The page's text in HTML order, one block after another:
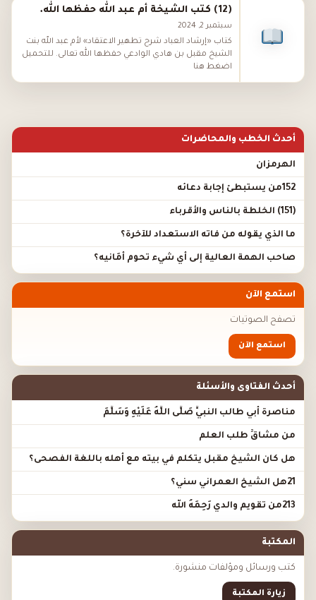
(12) كتب الشيخة أم عبد الله حفظها الله.
سبتمبر 2, 2024
كتاب «إرشاد العباد شرح تطهير الاعتقاد» لأم عبد الله بنت
الشيخ مقبل بن هادي الوادعي حفظها الله تعالى. للتحميل
اضغط هنا
أحدث الخطب والمحاضرات
الهرمزان
152من يستبطئ إجابة دعائه
(151) الخلطة بالناس والأقرباء
ما الذي يقوله من فاته الاستعداد للآخرة؟
صاحب الهمة العالية إلى أي شيء تحوم أَمَانيه؟
استمع الآن
تصفح الصوتيات
استمع الآن
أحدث الفتاوى والأسئلة
مناصرة أبي طالب النبيَّ صَلَّى اللَّهُ عَلَيْهِ وَسَلَّمَ
من مشاقِّ طلب العلم
هل كان الشيخ مقبل يتكلم في بيته مع أهله باللغة الفصحى؟
21هل الشيخ العمراني سني؟
213من تقويم والدي رَحِمَهُ الله
المكتبة
كتب ورسائل ومؤلفات منشورة.
زيارة المكتبة